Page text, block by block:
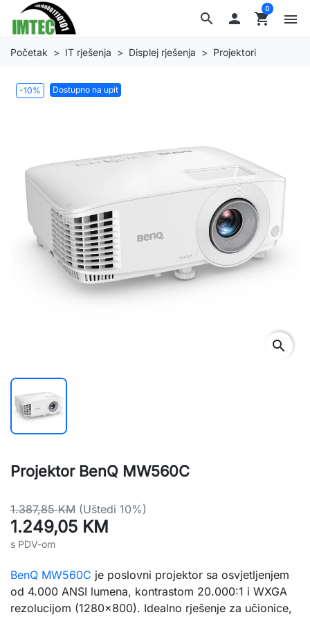
search  shopping_cart
0
menu
Početak IT rješenja Displej rješenja Projektori
-10% Dostupno na upit
search
Projektor BenQ MW560C
1.387,85 KM (Uštedi 10%)
1.249,05 KM
s PDV-om
BenQ MW560C je poslovni projektor sa osvjetljenjem
od 4.000 ANSI lumena, kontrastom 20.000:1 i WXGA
rezolucijom (1280×800). Idealno rješenje za učionice,